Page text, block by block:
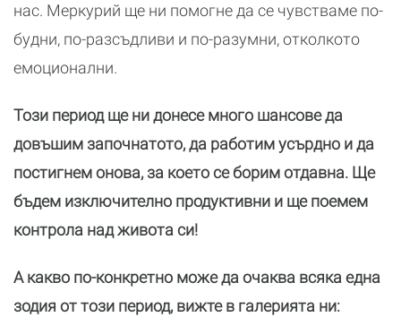
нас. Меркурий ще ни помогне да се чувстваме по-
будни, по-разсъдливи и по-разумни, отколкото
емоционални.
Този период ще ни донесе много шансове да
довъшим започнатото, да работим усърдно и да
постигнем онова, за което се борим отдавна. Ще
бъдем изключително продуктивни и ще поемем
контрола над живота си!
А какво по-конкретно може да очаква всяка една
зодия от този период, вижте в галерията ни: